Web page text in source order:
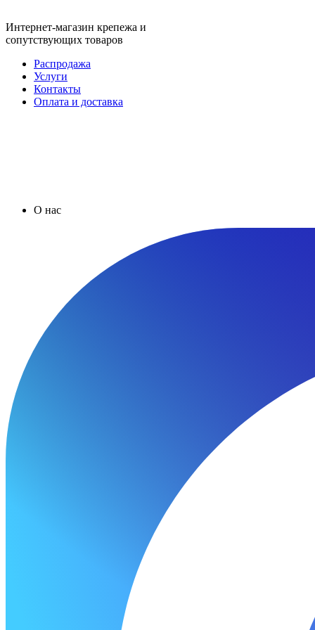
Интернет-магазин крепежа и
сопутствующих товаров
Распродажа
Услуги
Контакты
Оплата и доставка
О нас